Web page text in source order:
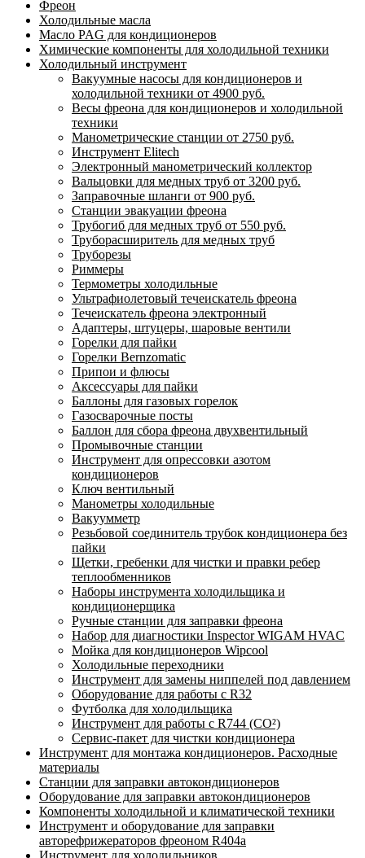
Фреон
Холодильные масла
Масло PAG для кондиционеров
Химические компоненты для холодильной техники
Холодильный инструмент
Вакуумные насосы для кондиционеров и
холодильной техники от 4900 руб.
Весы фреона для кондиционеров и холодильной
техники
Манометрические станции от 2750 руб.
Инструмент Elitech
Электронный манометрический коллектор
Вальцовки для медных труб от 3200 руб.
Заправочные шланги от 900 руб.
Станции эвакуации фреона
Трубогиб для медных труб от 550 руб.
Труборасширитель для медных труб
Труборезы
Риммеры
Термометры холодильные
Ультрафиолетовый течеискатель фреона
Течеискатель фреона электронный
Адаптеры, штуцеры, шаровые вентили
Горелки для пайки
Горелки Bernzomatic
Припои и флюсы
Аксессуары для пайки
Баллоны для газовых горелок
Газосварочные посты
Баллон для сбора фреона двухвентильный
Промывочные станции
Инструмент для опрессовки азотом
кондиционеров
Ключ вентильный
Манометры холодильные
Вакуумметр
Резьбовой соединитель трубок кондиционера без
пайки
Щетки, гребенки для чистки и правки ребер
теплообменников
Наборы инструмента холодильщика и
кондиционерщика
Ручные станции для заправки фреона
Набор для диагностики Inspector WIGAM HVAC
Мойка для кондиционеров Wipcool
Холодильные переходники
Инструмент для замены ниппелей под давлением
Оборудование для работы с R32
Футболка для холодильщика
Инструмент для работы с R744 (CO²)
Сервис-пакет для чистки кондиционера
Инструмент для монтажа кондиционеров. Расходные
материалы
Станции для заправки автокондиционеров
Оборудование для заправки автокондиционеров
Компоненты холодильной и климатической техники
Инструмент и оборудование для заправки
авторефрижераторов фреоном R404a